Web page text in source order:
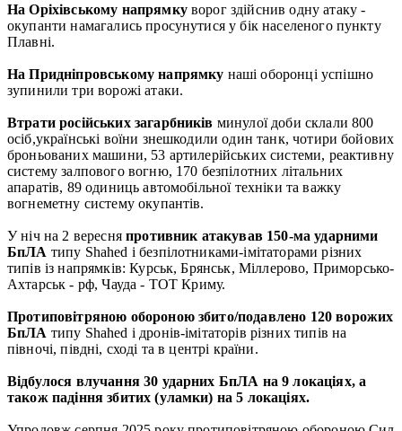
На Оріхівському напрямкуворог здійснив одну атаку -
окупанти намагались просунутися у бік населеного пункту
Плавні.
На Придніпровському напрямку наші оборонці успішно
зупинили три ворожі атаки.
Втрати російських загарбників минулої доби склали 800
осіб,українські воїни знешкодили один танк, чотири бойових
броньованих машини, 53 артилерійських системи, реактивну
систему залпового вогню, 170 безпілотних літальних
апаратів, 89 одиниць автомобільної техніки та важку
вогнеметну систему окупантів.
У ніч на 2 вересняпротивник атакував 150-ма ударними
БпЛА типу Shahed і безпілотниками-імітаторами різних
типів із напрямків: Курськ, Брянськ, Міллерово, Приморсько-
Ахтарськ - рф, Чауда - ТОТ Криму.
Протиповітряною обороною збито/подавлено 120 ворожих
БпЛА типу Shahed і дронів-імітаторів різних типів на
півночі, півдні, сході та в центрі країни.
Відбулося влучання 30 ударних БпЛА на 9 локаціях, а
також падіння збитих (уламки) на 5 локаціях.